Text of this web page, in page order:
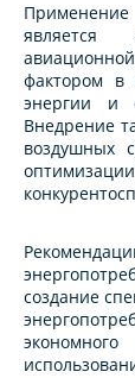
является
фактором в
энергии и
Внедрение
воздушных
создание